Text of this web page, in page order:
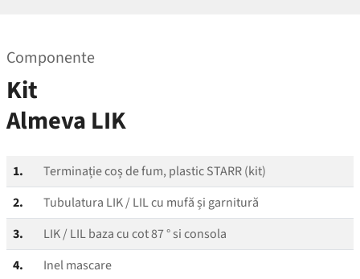
Componente
Kit
Almeva LIK
1.
Terminație coș de fum, plastic STARR (kit)
2.
Tubulatura LIK / LIL cu mufă și garnitură
3.
LIK / LIL baza cu cot 87 ° si consola
4.
Inel mascare